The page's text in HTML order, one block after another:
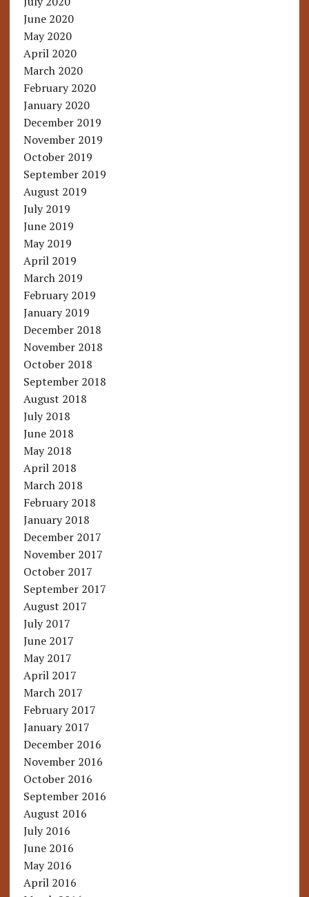
June 2020
May 2020
April 2020
March 2020
February 2020
January 2020
December 2019
November 2019
October 2019
September 2019
August 2019
July 2019
June 2019
May 2019
April 2019
March 2019
February 2019
January 2019
December 2018
November 2018
October 2018
September 2018
August 2018
July 2018
June 2018
May 2018
April 2018
March 2018
February 2018
January 2018
December 2017
November 2017
October 2017
September 2017
August 2017
July 2017
June 2017
May 2017
April 2017
March 2017
February 2017
January 2017
December 2016
November 2016
October 2016
September 2016
August 2016
July 2016
June 2016
May 2016
April 2016